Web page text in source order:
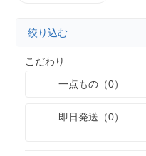
絞り込む
こだわり
一点もの（0）
即日発送（0）